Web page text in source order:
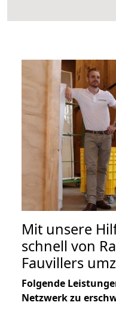
Mit unsere
schnell von
Fauvillers
Folgende
Netzwerk zu